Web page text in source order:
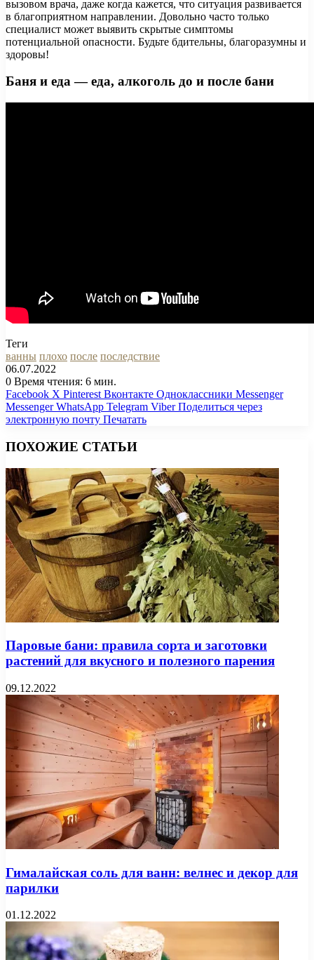
вызовом врача, даже когда кажется, что ситуация развивается
в благоприятном направлении. Довольно часто только
специалист может выявить скрытые симптомы
потенциальной опасности. Будьте бдительны, благоразумны и
здоровы!
Баня и еда — еда, алкоголь до и после бани
Теги
ванны плохо после последствие
06.07.2022
0 Время чтения: 6 мин.
Facebook X Pinterest Вконтакте Одноклассники Messenger
Messenger WhatsApp Telegram Viber Поделиться через
электронную почту Печатать
ПОХОЖИЕ СТАТЬИ
Паровые бани: правила сорта и заготовки
растений для вкусного и полезного парения
09.12.2022
Гималайская соль для ванн: велнес и декор для
парилки
01.12.2022